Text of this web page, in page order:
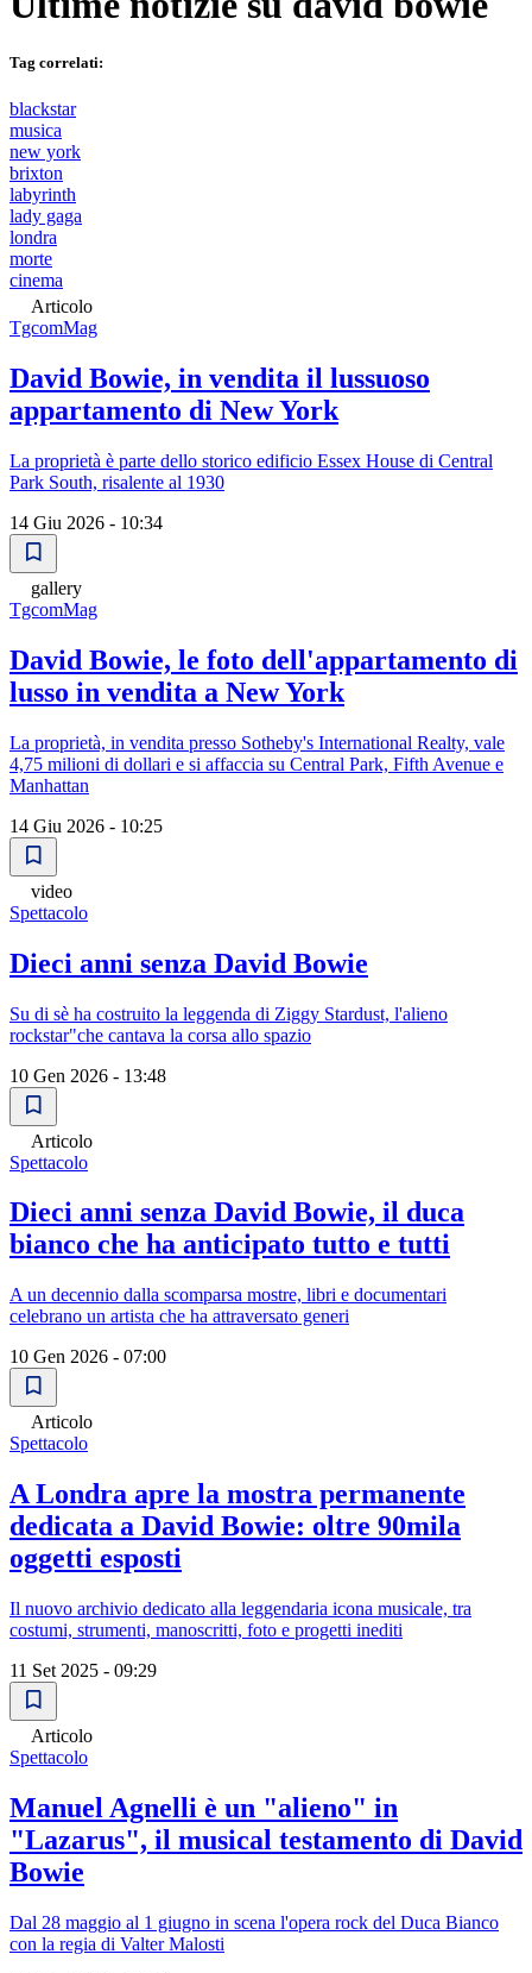
Tag correlati:
blackstar
musica
new york
brixton
labyrinth
lady gaga
londra
morte
cinema
Articolo
TgcomMag
David Bowie, in vendita il lussuoso
appartamento di New York
La proprietà è parte dello storico edificio Essex House di Central
Park South, risalente al 1930
14 Giu 2026 - 10:34
gallery
TgcomMag
David Bowie, le foto dell'appartamento di
lusso in vendita a New York
La proprietà, in vendita presso Sotheby's International Realty, vale
4,75 milioni di dollari e si affaccia su Central Park, Fifth Avenue e
Manhattan
14 Giu 2026 - 10:25
video
Spettacolo
Dieci anni senza David Bowie
Su di sè ha costruito la leggenda di Ziggy Stardust, l'alieno
rockstar"che cantava la corsa allo spazio
10 Gen 2026 - 13:48
Articolo
Spettacolo
Dieci anni senza David Bowie, il duca
bianco che ha anticipato tutto e tutti
A un decennio dalla scomparsa mostre, libri e documentari
celebrano un artista che ha attraversato generi
10 Gen 2026 - 07:00
Articolo
Spettacolo
A Londra apre la mostra permanente
dedicata a David Bowie: oltre 90mila
oggetti esposti
Il nuovo archivio dedicato alla leggendaria icona musicale, tra
costumi, strumenti, manoscritti, foto e progetti inediti
11 Set 2025 - 09:29
Articolo
Spettacolo
Manuel Agnelli è un "alieno" in
"Lazarus", il musical testamento di David
Bowie
Dal 28 maggio al 1 giugno in scena l'opera rock del Duca Bianco
con la regia di Valter Malosti